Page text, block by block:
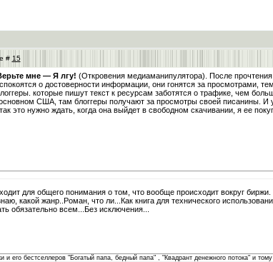
# 15
мне — Я лгу! (Откровения медиаманипулятора). После
о достоверности информации, они гонятся за просмотрами,
которые пишут текст к ресурсам заботятся о трафике, чем
США, там блоггеры получают за просмотры своей писанины. И
это нужно ждать, когда она выйдет в свободном скачивании, я ее
для общего понимания о том, что вообще происходит вокруг
какой жанр..Роман, что ли...Как книга для технического
обязательно всем...Без исключения...
его бестселлеров "Богатый папа, бедный папа" , "Квадрант денежного потока" и тому